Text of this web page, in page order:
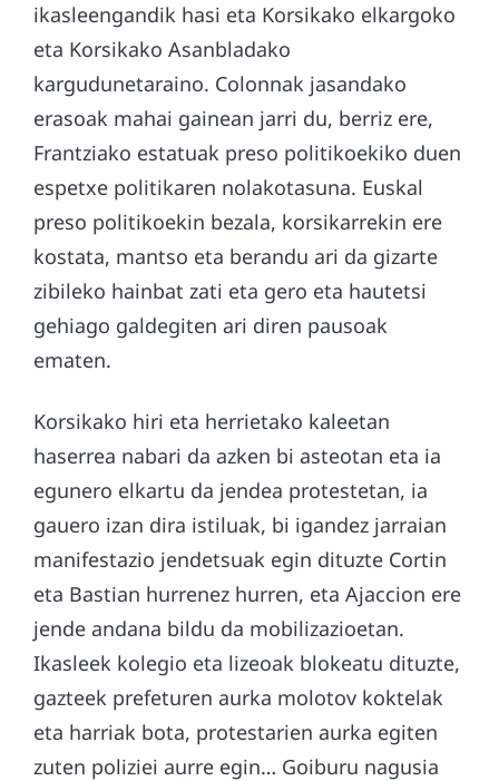
ikasleengandik hasi eta Korsikako elkargoko
eta Korsikako Asanbladako
kargudunetaraino. Colonnak jasandako
erasoak mahai gainean jarri du, berriz ere,
Frantziako estatuak preso politikoekiko duen
espetxe politikaren nolakotasuna. Euskal
preso politikoekin bezala, korsikarrekin ere
kostata, mantso eta berandu ari da gizarte
zibileko hainbat zati eta gero eta hautetsi
gehiago galdegiten ari diren pausoak
ematen.
Korsikako hiri eta herrietako kaleetan
haserrea nabari da azken bi asteotan eta ia
egunero elkartu da jendea protestetan, ia
gauero izan dira istiluak, bi igandez jarraian
manifestazio jendetsuak egin dituzte Cortin
eta Bastian hurrenez hurren, eta Ajaccion ere
jende andana bildu da mobilizazioetan.
Ikasleek kolegio eta lizeoak blokeatu dituzte,
gazteek prefeturen aurka molotov koktelak
eta harriak bota, protestarien aurka egiten
zuten poliziei aurre egin… Goiburu nagusia